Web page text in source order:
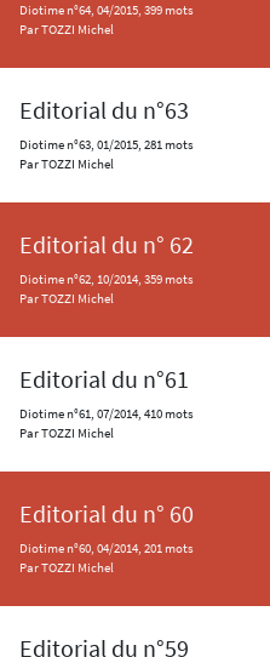
Diotime n°64, 04/2015, 399 mots
Par TOZZI Michel
Editorial du n°63
Diotime n°63, 01/2015, 281 mots
Par TOZZI Michel
Editorial du n° 62
Diotime n°62, 10/2014, 359 mots
Par TOZZI Michel
Editorial du n°61
Diotime n°61, 07/2014, 410 mots
Par TOZZI Michel
Editorial du n° 60
Diotime n°60, 04/2014, 201 mots
Par TOZZI Michel
Editorial du n°59